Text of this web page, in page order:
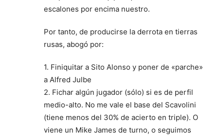
escalones por encima nuestro.
Por tanto, de producirse la derrota en tierras
rusas, abogó por:
1. Finiquitar a Sito Alonso y poner de «parche»
a Alfred Julbe
2. Fichar algún jugador (sólo) si es de perfil
medio-alto. No me vale el base del Scavolini
(tiene menos del 30% de acierto en triple). O
viene un Mike James de turno, o seguimos